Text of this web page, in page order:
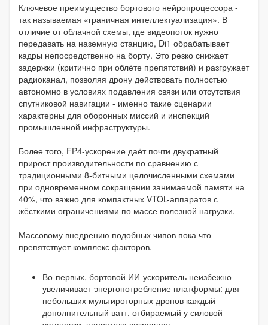
Ключевое преимущество бортового нейропроцессора -
так называемая «граничная интеллектуализация». В
отличие от облачной схемы, где видеопоток нужно
передавать на наземную станцию, Di1 обрабатывает
кадры непосредственно на борту. Это резко снижает
задержки (критично при облёте препятствий) и разгружает
радиоканал, позволяя дрону действовать полностью
автономно в условиях подавления связи или отсутствия
спутниковой навигации - именно такие сценарии
характерны для оборонных миссий и инспекций
промышленной инфраструктуры.
Более того, FP4-ускорение даёт почти двукратный
прирост производительности по сравнению с
традиционными 8-битными целочисленными схемами
при одновременном сокращении занимаемой памяти на
40%, что важно для компактных VTOL-аппаратов с
жёсткими ограничениями по массе полезной нагрузки.
Массовому внедрению подобных чипов пока что
препятствует комплекс факторов.
Во-первых, бортовой ИИ-ускоритель неизбежно
увеличивает энергопотребление платформы: для
небольших мультироторных дронов каждый
дополнительный ватт, отбираемый у силовой